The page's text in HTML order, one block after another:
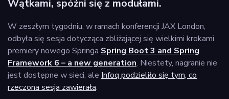
Wątkami, spóźni się z modułami.
W zeszłym tygodniu, w ramach konferencji JAX London,
odbyła się sesja dotycząca zbliżającej się wielkimi krokami
premiery nowego Springa Spring Boot 3 and Spring
Framework 6 – a new generation. Niestety, nagranie nie
jest dostępne w sieci, ale Infoq podzieliło się tym, co
rzeczona sesja zawierała.